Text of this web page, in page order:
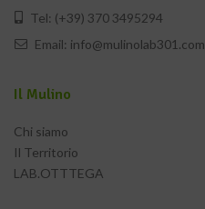
Tel: (+39) 370 3495294
Email: info@mulinolab301.com
Il Mulino
Chi siamo
Il Territorio
LAB.OTTTEGA